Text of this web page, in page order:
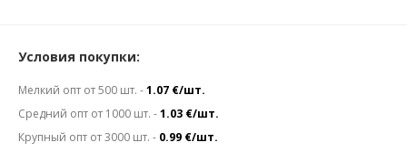
Условия покупки:
Мелкий опт от 500 шт. -1.07 €/шт.
Средний опт от 1000 шт. -1.03 €/шт.
Крупный опт от 3000 шт. - 0.99 €/шт.